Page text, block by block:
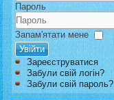
Пароль
Запам'ятати мене
Увійти
Зареєструватися
Забули свій логін?
Забули свій пароль?